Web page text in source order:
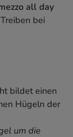
all day
bei
um die